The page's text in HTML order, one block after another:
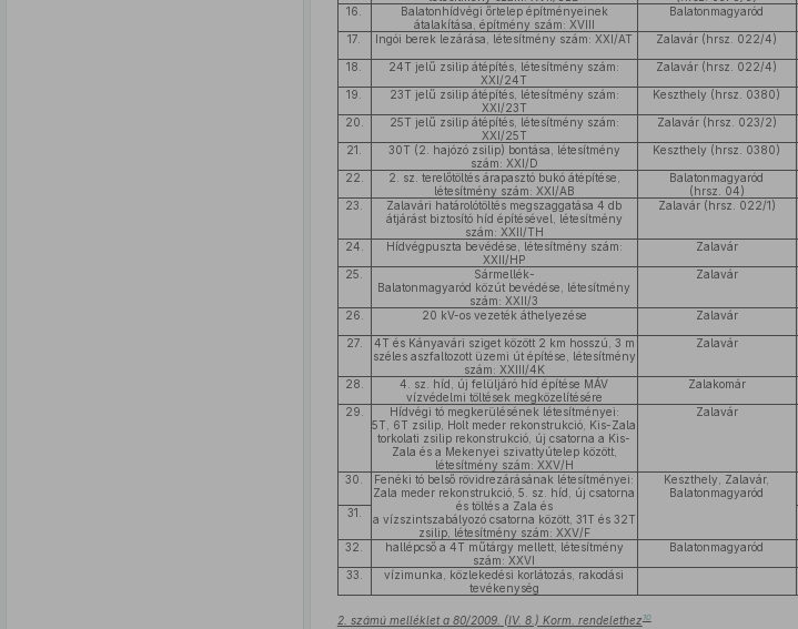
16.
Balatonhídvégi őrtelep építményeinek
átalakítása, építmény szám: XVIII
Balatonmagyaród
17. Ingói berek lezárása, létesítmény szám: XXI/AT Zalavár (hrsz. 022/4)
18.
24T jelű zsilip átépítés, létesítmény szám:
XXI/24T
Zalavár (hrsz. 022/4)
19.
23T jelű zsilip átépítés, létesítmény szám:
XXI/23T
Keszthely (hrsz. 0380)
20.
25T jelű zsilip átépítés, létesítmény szám:
XXI/25T
Zalavár (hrsz. 023/2)
21.
30T (2. hajózó zsilip) bontása, létesítmény
szám: XXI/D
Keszthely (hrsz. 0380)
22.
2. sz. terelőtöltés árapasztó bukó átépítése,
létesítmény szám: XXI/AB
Balatonmagyaród
(hrsz. 04)
23.
Zalavári határolótöltés megszaggatása 4 db
átjárást biztosító híd építésével, létesítmény
szám: XXII/TH
Zalavár (hrsz. 022/1)
24.
Hídvégpuszta bevédése, létesítmény szám:
XXII/HP
Zalavár
25.
Sármellék-
Balatonmagyaród közút bevédése, létesítmény
szám: XXII/3
Zalavár
26. 20 kV-os vezeték áthelyezése Zalavár
27.
4T és Kányavári sziget között 2 km hosszú, 3 m
széles aszfaltozott üzemi út építése, létesítmény
szám: XXIII/4K
Zalavár
28.
4. sz. híd, új felüljáró híd építése MÁV
vízvédelmi töltések megközelítésére
Zalakomár
29.
Hídvégi tó megkerülésének létesítményei:
5T, 6T zsilip, Holt meder rekonstrukció, Kis-Zala
torkolati zsilip rekonstrukció, új csatorna a Kis-
Zala és a Mekenyei szivattyútelep között,
létesítmény szám: XXV/H
Zalavár
30.
Fenéki tó belső rövidrezárásának létesítményei:
Zala meder rekonstrukció, 5. sz. híd, új csatorna
és töltés a Zala és
a vízszintszabályozó csatorna között, 31T és 32T
zsilip, létesítmény szám: XXV/F
Keszthely, Zalavár,
Balatonmagyaród
31.
32.
hallépcső a 4T műtárgy mellett, létesítmény
szám: XXVI
Balatonmagyaród
33.
vízimunka, közlekedési korlátozás, rakodási
tevékenység
2. számú melléklet a 80/2009. (IV. 8.) Korm. rendelethez 10